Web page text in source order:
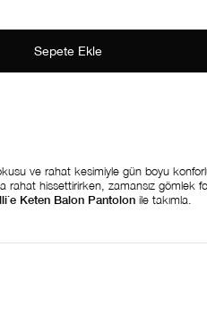
ve rahat kesimiyle gün boyu
rahat hissettirirken, zamansız gömlek
Keten Balon Pantolon ile takımla.